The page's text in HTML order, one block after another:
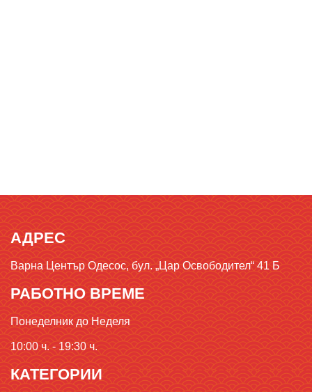
АДРЕС
Варна Център Одесос, бул. „Цар Освободител“ 41 Б
РАБОТНО ВРЕМЕ
Понеделник до Неделя
10:00 ч. - 19:30 ч.
КАТЕГОРИИ